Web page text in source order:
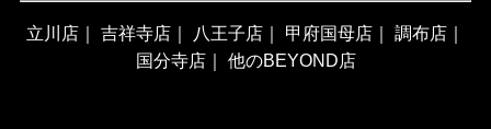
立川店 ｜ 吉祥寺店 ｜ 八王子店 ｜ 甲府国母店 ｜ 調布店 ｜
国分寺店｜ 他のBEYOND店